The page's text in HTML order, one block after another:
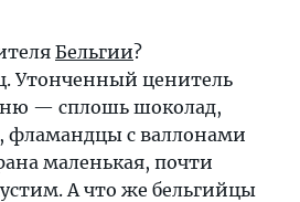
Бельгии?
Утонченный ценитель
— сплошь шоколад,
фламандцы с валлонами
маленькая, почти
А что же бельгийцы